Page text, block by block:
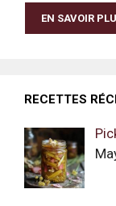
EN SAVOIR
RECETTES